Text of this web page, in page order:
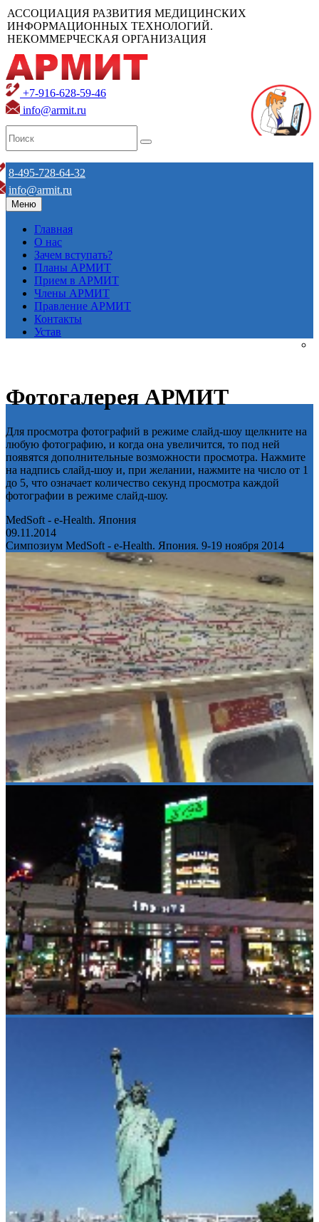
АССОЦИАЦИЯ РАЗВИТИЯ МЕДИЦИНСКИХ
ИНФОРМАЦИОННЫХ ТЕХНОЛОГИЙ.
НЕКОММЕРЧЕСКАЯ ОРГАНИЗАЦИЯ
+7-916-628-59-46
info@armit.ru
8-495-728-64-32
info@armit.ru
Меню
Главная
О нас
Зачем вступать?
Планы АРМИТ
Прием в АРМИТ
Члены АРМИТ
Правление АРМИТ
Контакты
Устав
Фотогалерея АРМИТ
Для просмотра фотографий в режиме слайд-шоу щелкните на
любую фотографию, и когда она увеличится, то под ней
появятся дополнительные возможности просмотра. Нажмите
на надпись слайд-шоу и, при желании, нажмите на число от 1
до 5, что означает количество секунд просмотра каждой
фотографии в режиме слайд-шоу.
MedSoft - e-Health. Япония
09.11.2014
Симпозиум MedSoft - e-Health. Япония. 9-19 ноября 2014